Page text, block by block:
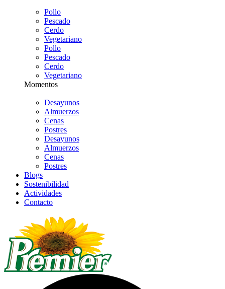
Pollo
Pescado
Cerdo
Vegetariano
Pollo
Pescado
Cerdo
Vegetariano
Momentos
Desayunos
Almuerzos
Cenas
Postres
Desayunos
Almuerzos
Cenas
Postres
Blogs
Sostenibilidad
Actividades
Contacto